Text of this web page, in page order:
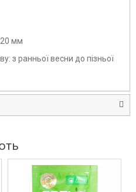
20 мм
з ранньої весни до пізньої